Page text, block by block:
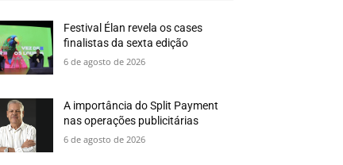
Festival Élan revela os cases
finalistas da sexta edição
6 de agosto de 2026
A importância do Split Payment
nas operações publicitárias
6 de agosto de 2026